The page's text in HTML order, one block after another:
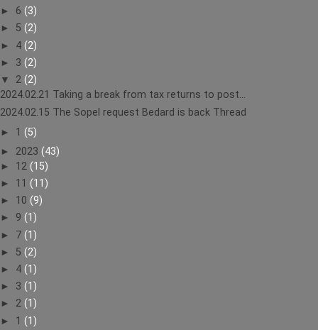
► 6 (3)
► 5 (2)
► 4 (2)
► 3 (2)
▼ 2 (2)
2024.02.21 Taking a break from tax returns to post...
2024.02.15 The Sopel request Bedard is back Thread
► 1 (5)
► 2023 (43)
► 12 (15)
► 11 (11)
► 10 (9)
► 9 (1)
► 7 (1)
► 5 (2)
► 4 (1)
► 3 (1)
► 2 (1)
► 1 (1)